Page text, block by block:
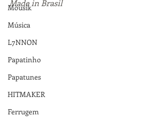
Mousik
Música
L7NNON
Papatinho
Papatunes
HITMAKER
Ferrugem
Made in Brasil